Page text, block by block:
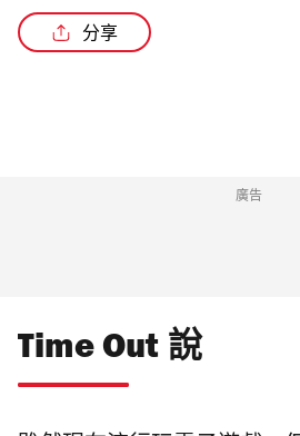
分享
廣告
Time Out 說